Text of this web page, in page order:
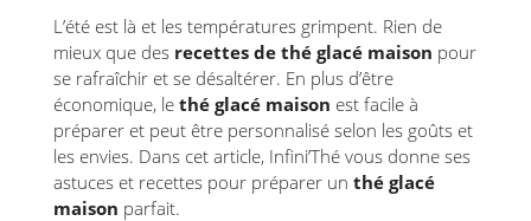
L’été est là et les températures grimpent. Rien de
mieux que des recettes de thé glacé maison pour
se rafraîchir et se désaltérer. En plus d’être
économique, le thé glacé maison est facile à
préparer et peut être personnalisé selon les goûts et
les envies. Dans cet article, Infini’Thé vous donne ses
astuces et recettes pour préparer un thé glacé
maison parfait.